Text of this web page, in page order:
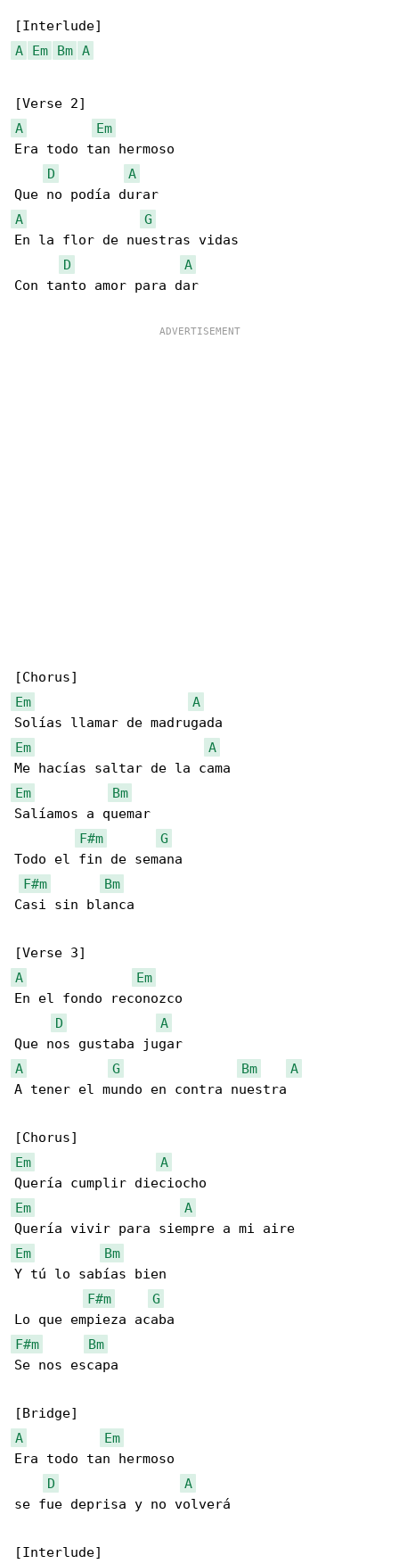
A
Em Bm A
A
Em
Era todo tan hermoso
D
A
A
G
En la flor de nuestras vidas
D
A
Con tanto amor para dar
Em
A
Em
A
Em
Bm
Salíamos a quemar
F#m
G
Todo el fin de semana
F#m
Bm
Casi sin blanca
A
Em
En el fondo reconozco
D
A
A
G Bm
A
A tener el mundo en contra nuestra
Em
A
Em
A
Em
Bm
Y tú lo sabías bien
F#m
G
F#m
Bm
Se nos escapa
A
Em
Era todo tan hermoso
D
A
se fue deprisa y no volverá